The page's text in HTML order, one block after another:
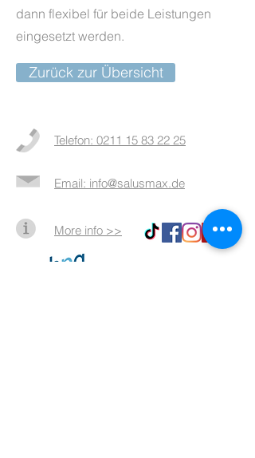
dann flexibel für beide Leistungen
eingesetzt werden.
Zurück zur Übersicht
Telefon: 0211 15 83 22 25
Email: info@salusmax.de
More info >>